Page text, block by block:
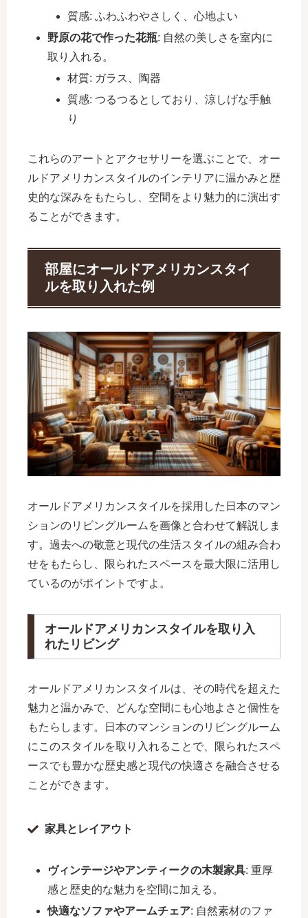
質感: ふわふわやさしく、心地よい
野原の花で作った花瓶: 自然の美しさを室内に
取り入れる。
材質: ガラス、陶器
質感: つるつるとしており、涼しげな手触
り
これらのアートとアクセサリーを選ぶことで、オー
ルドアメリカンスタイルのインテリアに温かみと歴
史的な深みをもたらし、空間をより魅力的に演出す
ることができます。
部屋にオールドアメリカンスタイ
ルを取り入れた例
オールドアメリカンスタイルを採用した日本のマン
ションのリビングルームを画像と合わせて解説しま
す。過去への敬意と現代の生活スタイルの組み合わ
せをもたらし、限られたスペースを最大限に活用し
ているのがポイントですよ。
オールドアメリカンスタイルを取り入
れたリビング
オールドアメリカンスタイルは、その時代を超えた
魅力と温かみで、どんな空間にも心地よさと個性を
もたらします。日本のマンションのリビングルーム
にこのスタイルを取り入れることで、限られたスペ
ースでも豊かな歴史感と現代の快適さを融合させる
ことができます。
家具とレイアウト
ヴィンテージやアンティークの木製家具: 重厚
感と歴史的な魅力を空間に加える。
快適なソファやアームチェア: 自然素材のファ